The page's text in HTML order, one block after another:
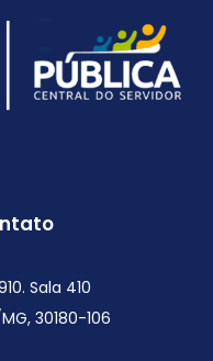
Sala 410
30180-106